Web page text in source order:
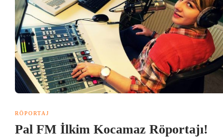
RÖPORTAJ
Pal FM İlkim Kocamaz Röportajı!